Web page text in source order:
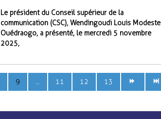
Le président du Conseil supérieur de la
communication (CSC), Wendingoudi Louis Modeste
Ouédraogo, a présenté, le mercredi 5 novembre
2025,
9 ... 11 12 13